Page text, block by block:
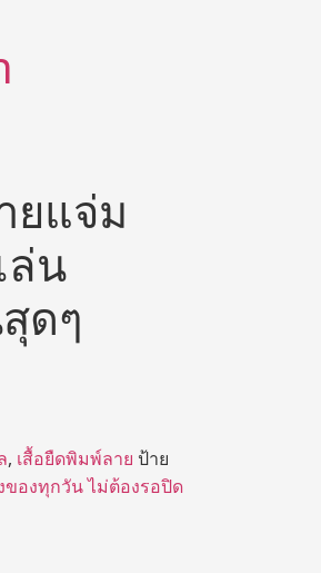
ยแจ่ม
ล่น
ดๆ
, เสื้อยืดพิมพ์ลาย ป้าย
ของทุกวัน ไม่ต้องรอปิด